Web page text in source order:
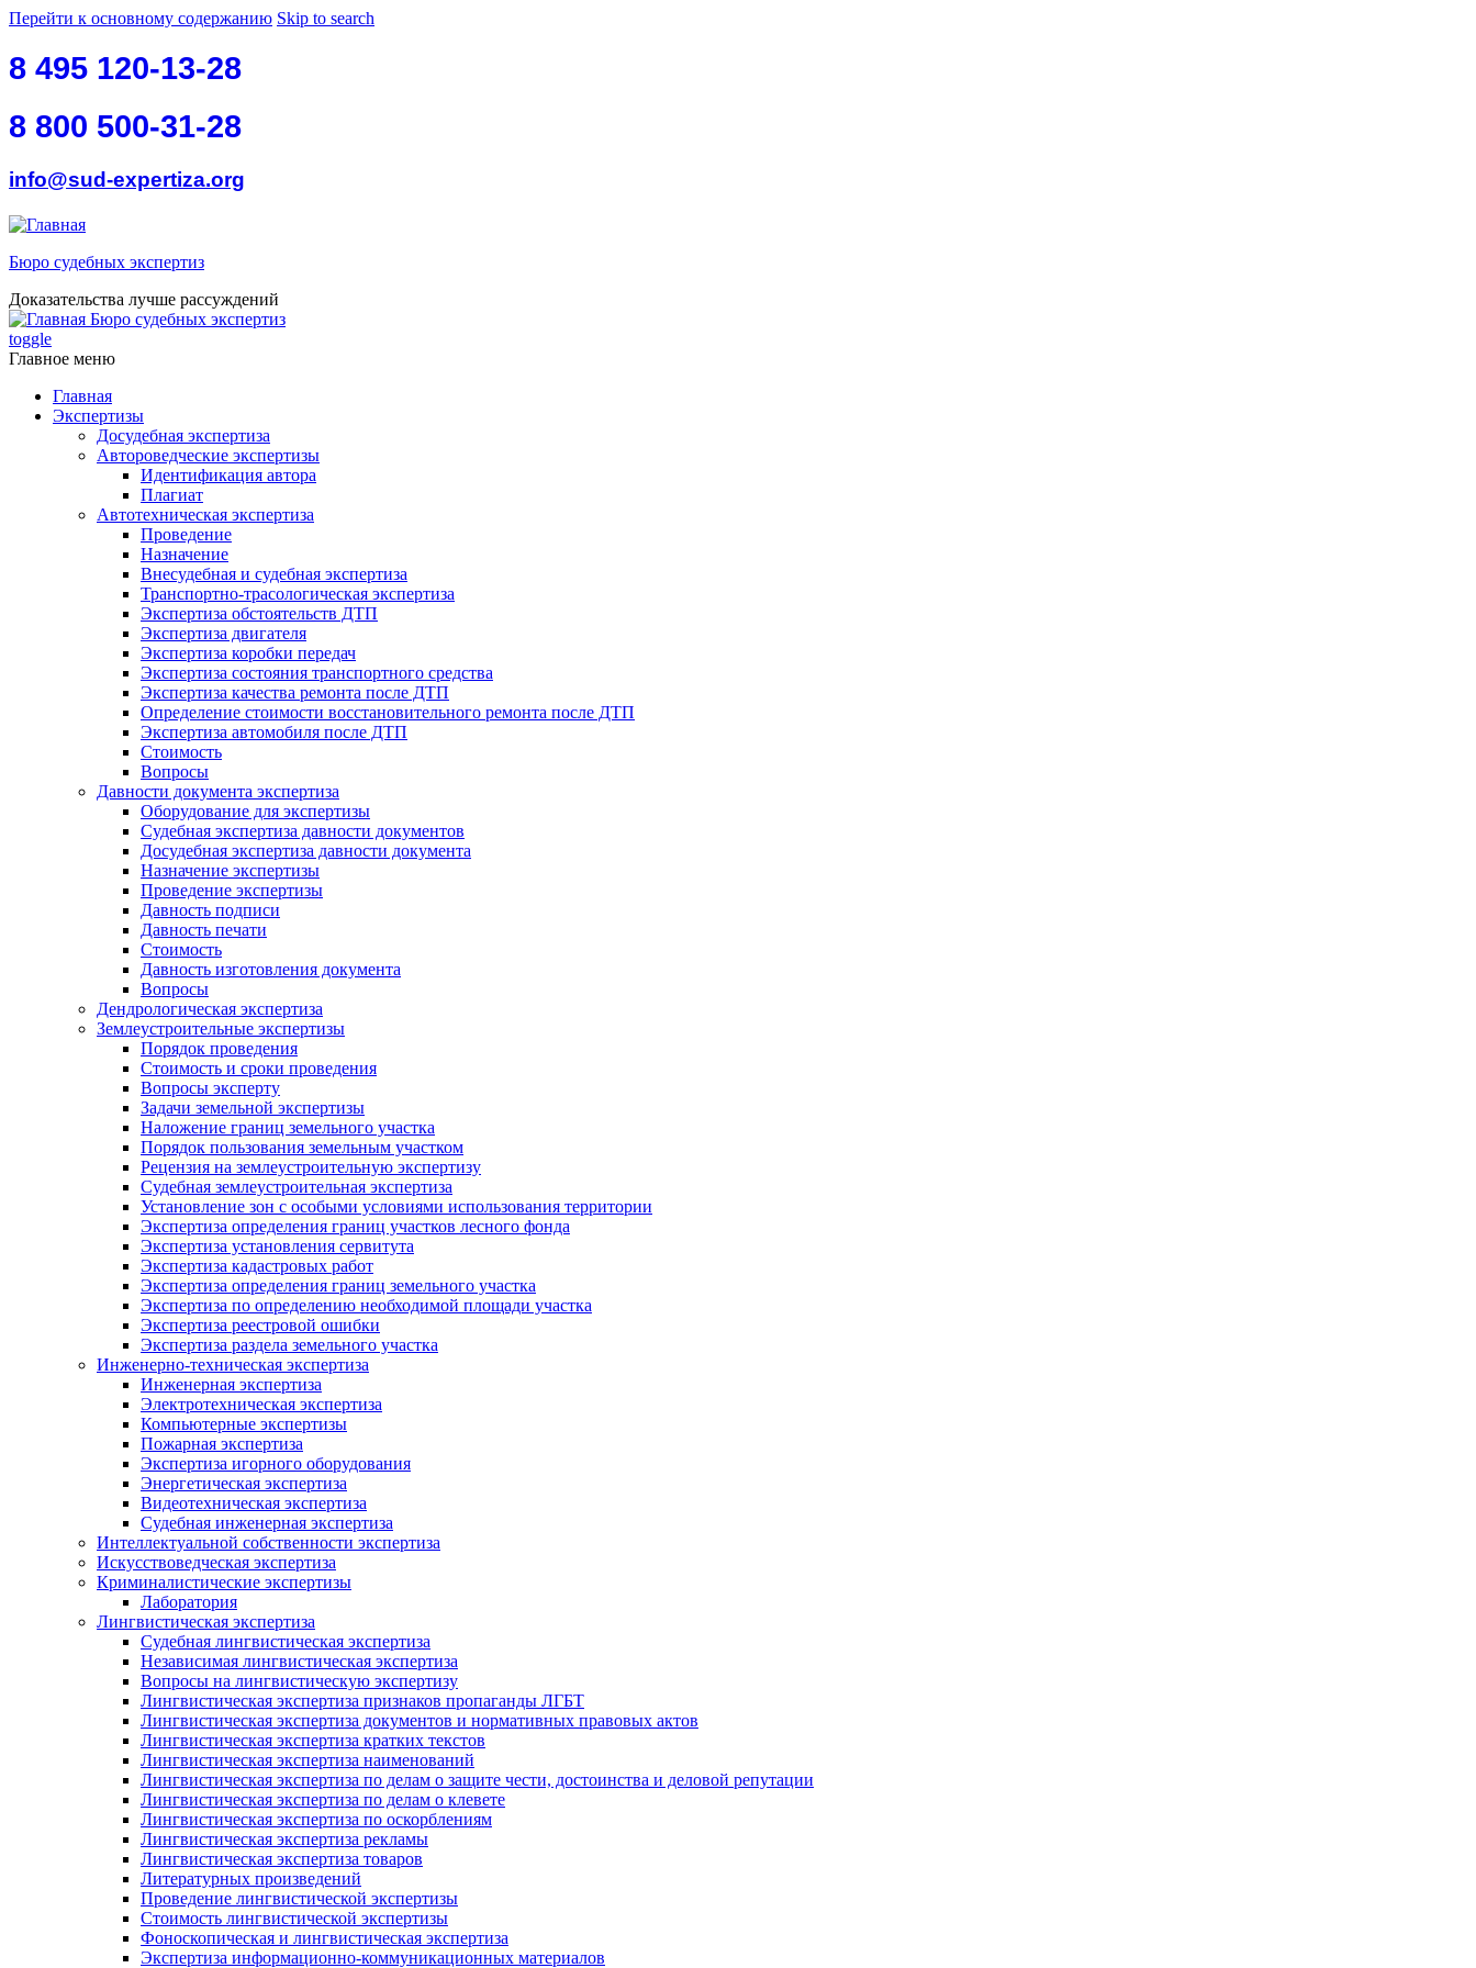
Перейти к основному содержанию Skip to search
8 495 120-13-28
8 800 500-31-28
info@sud-expertiza.org
Бюро судебных экспертиз
Доказательства лучше рассуждений
Бюро судебных экспертиз
toggle
Главное меню
Главная
Экспертизы
Досудебная экспертиза
Автороведческие экспертизы
Идентификация автора
Плагиат
Автотехническая экспертиза
Проведение
Назначение
Внесудебная и судебная экспертиза
Транспортно-трасологическая экспертиза
Экспертиза обстоятельств ДТП
Экспертиза двигателя
Экспертиза коробки передач
Экспертиза состояния транспортного средства
Экспертиза качества ремонта после ДТП
Определение стоимости восстановительного ремонта после ДТП
Экспертиза автомобиля после ДТП
Стоимость
Вопросы
Давности документа экспертиза
Оборудование для экспертизы
Судебная экспертиза давности документов
Досудебная экспертиза давности документа
Назначение экспертизы
Проведение экспертизы
Давность подписи
Давность печати
Стоимость
Давность изготовления документа
Вопросы
Дендрологическая экспертиза
Землеустроительные экспертизы
Порядок проведения
Стоимость и сроки проведения
Вопросы эксперту
Задачи земельной экспертизы
Наложение границ земельного участка
Порядок пользования земельным участком
Рецензия на землеустроительную экспертизу
Судебная землеустроительная экспертиза
Установление зон с особыми условиями использования территории
Экспертиза определения границ участков лесного фонда
Экспертиза установления сервитута
Экспертиза кадастровых работ
Экспертиза определения границ земельного участка
Экспертиза по определению необходимой площади участка
Экспертиза реестровой ошибки
Экспертиза раздела земельного участка
Инженерно-техническая экспертиза
Инженерная экспертиза
Электротехническая экспертиза
Компьютерные экспертизы
Пожарная экспертиза
Экспертиза игорного оборудования
Энергетическая экспертиза
Видеотехническая экспертиза
Судебная инженерная экспертиза
Интеллектуальной собственности экспертиза
Искусствоведческая экспертиза
Криминалистические экспертизы
Лаборатория
Лингвистическая экспертиза
Судебная лингвистическая экспертиза
Независимая лингвистическая экспертиза
Вопросы на лингвистическую экспертизу
Лингвистическая экспертиза признаков пропаганды ЛГБТ
Лингвистическая экспертиза документов и нормативных правовых актов
Лингвистическая экспертиза кратких текстов
Лингвистическая экспертиза наименований
Лингвистическая экспертиза по делам о защите чести, достоинства и деловой репутации
Лингвистическая экспертиза по делам о клевете
Лингвистическая экспертиза по оскорблениям
Лингвистическая экспертиза рекламы
Лингвистическая экспертиза товаров
Литературных произведений
Проведение лингвистической экспертизы
Стоимость лингвистической экспертизы
Фоноскопическая и лингвистическая экспертиза
Экспертиза информационно-коммуникационных материалов